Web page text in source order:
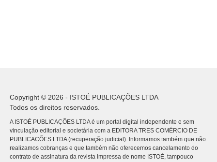
Copyright © 2026 - ISTOÉ PUBLICAÇÕES LTDA
Todos os direitos reservados.
A ISTOÉ PUBLICAÇÕES LTDA é um portal digital independente e sem
vinculação editorial e societária com a EDITORA TRES COMÉRCIO DE
PUBLICACÕES LTDA (recuperação judicial). Informamos também que não
realizamos cobranças e que também não oferecemos cancelamento do
contrato de assinatura da revista impressa de nome ISTOÉ, tampouco